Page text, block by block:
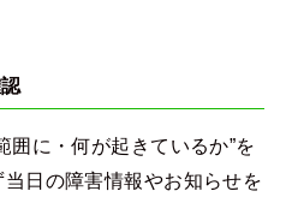
囲に・何が起きているか”を
日の障害情報やお知らせを